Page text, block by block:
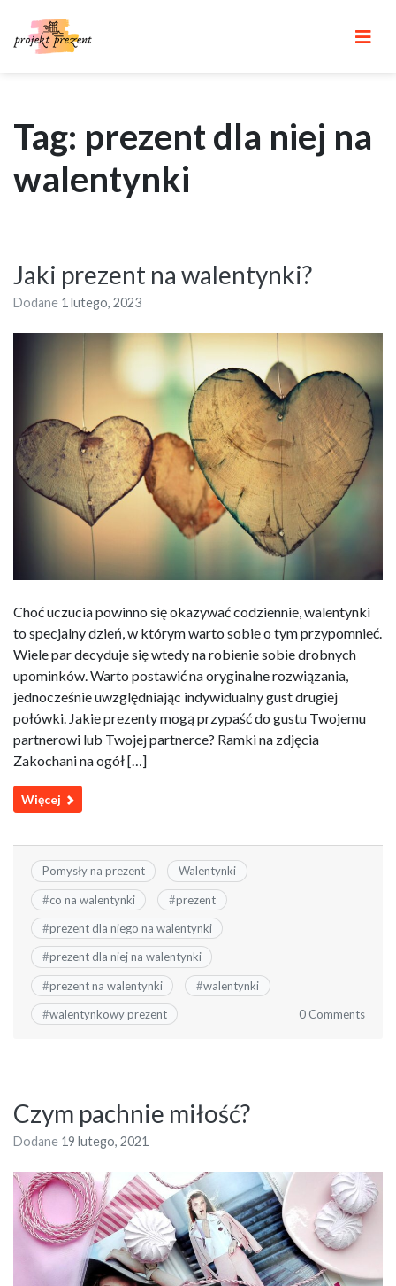
content
Tag: prezent dla niej na
walentynki
Jaki prezent na walentynki?
Dodane 1 lutego, 2023
Choć uczucia powinno się okazywać codziennie, walentynki
to specjalny dzień, w którym warto sobie o tym przypomnieć.
Wiele par decyduje się wtedy na robienie sobie drobnych
upominków. Warto postawić na oryginalne rozwiązania,
jednocześnie uwzględniając indywidualny gust drugiej
połówki. Jakie prezenty mogą przypaść do gustu Twojemu
partnerowi lub Twojej partnerce? Ramki na zdjęcia
Zakochani na ogół […]
Więcej
Pomysły na prezent Walentynki
#co na walentynki #prezent
#prezent dla niego na walentynki
#prezent dla niej na walentynki
#prezent na walentynki #walentynki
#walentynkowy prezent 0 Comments
Czym pachnie miłość?
Dodane 19 lutego, 2021